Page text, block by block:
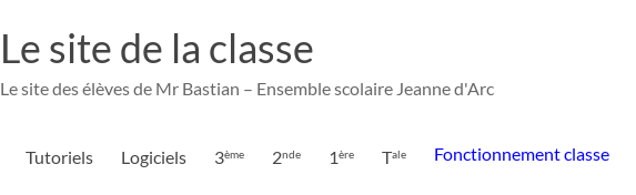
Le site de la classe
Le site des élèves de Mr Bastian – Ensemble scolaire Jeanne d'Arc
Tutoriels Logiciels 3ème 2nde 1ère Tale Fonctionnement classe